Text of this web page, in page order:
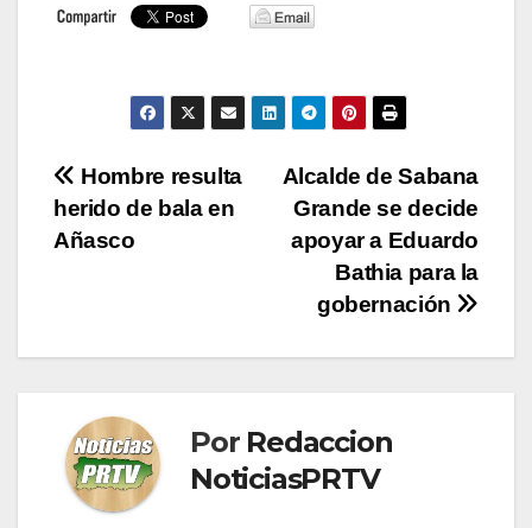
Navegación
de
Alcalde de Sabana
Grande se decide
apoyar a Eduardo
Bathia para la
gobernación
Hombre resulta
herido de bala en
Añasco
Por Redaccion
NoticiasPRTV